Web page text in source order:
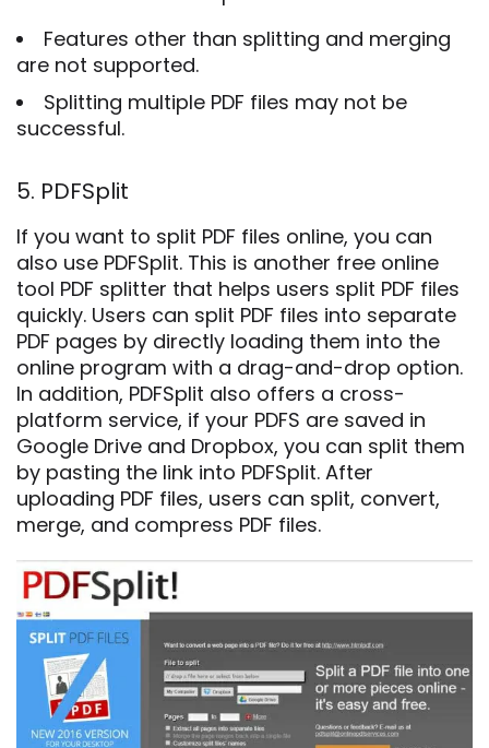
Features other than splitting and merging
are not supported.
Splitting multiple PDF files may not be
successful.
5. PDFSplit
If you want to split PDF files online, you can
also use PDFSplit. This is another free online
tool PDF splitter that helps users split PDF files
quickly. Users can split PDF files into separate
PDF pages by directly loading them into the
online program with a drag-and-drop option.
In addition, PDFSplit also offers a cross-
platform service, if your PDFS are saved in
Google Drive and Dropbox, you can split them
by pasting the link into PDFSplit. After
uploading PDF files, users can split, convert,
merge, and compress PDF files.